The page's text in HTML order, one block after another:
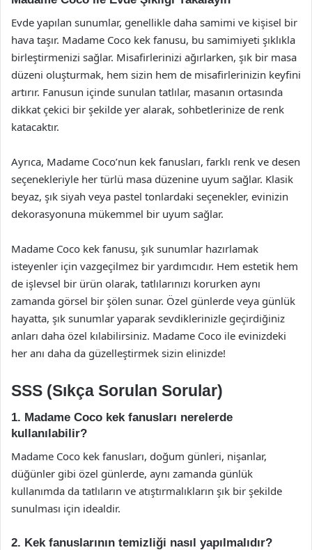
Evde yapılan sunumlar, genellikle daha samimi ve kişisel bir
hava taşır. Madame Coco kek fanusu, bu samimiyeti şıklıkla
birleştirmenizi sağlar. Misafirlerinizi ağırlarken, şık bir masa
düzeni oluşturmak, hem sizin hem de misafirlerinizin keyfini
artırır. Fanusun içinde sunulan tatlılar, masanın ortasında
dikkat çekici bir şekilde yer alarak, sohbetlerinize de renk
katacaktır.
Ayrıca, Madame Coco’nun kek fanusları, farklı renk ve desen
seçenekleriyle her türlü masa düzenine uyum sağlar. Klasik
beyaz, şık siyah veya pastel tonlardaki seçenekler, evinizin
dekorasyonuna mükemmel bir uyum sağlar.
Madame Coco kek fanusu, şık sunumlar hazırlamak
isteyenler için vazgeçilmez bir yardımcıdır. Hem estetik hem
de işlevsel bir ürün olarak, tatlılarınızı korurken aynı
zamanda görsel bir şölen sunar. Özel günlerde veya günlük
hayatta, şık sunumlar yaparak sevdiklerinizle geçirdiğiniz
anları daha özel kılabilirsiniz. Madame Coco ile evinizdeki
her anı daha da güzelleştirmek sizin elinizde!
SSS (Sıkça Sorulan Sorular)
1. Madame Coco kek fanusları nerelerde
kullanılabilir?
Madame Coco kek fanusları, doğum günleri, nişanlar,
düğünler gibi özel günlerde, aynı zamanda günlük
kullanımda da tatlıların ve atıştırmalıkların şık bir şekilde
sunulması için idealdir.
2. Kek fanuslarının temizliği nasıl yapılmalıdır?